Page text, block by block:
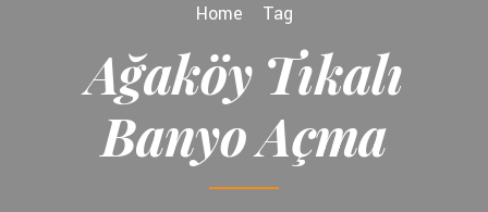
Home Tag
Ağaköy Tıkalı
Banyo Açma